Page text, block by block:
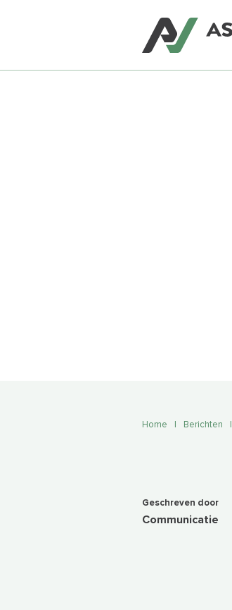
Home | Berichten |
Geschreven door
Communicatie